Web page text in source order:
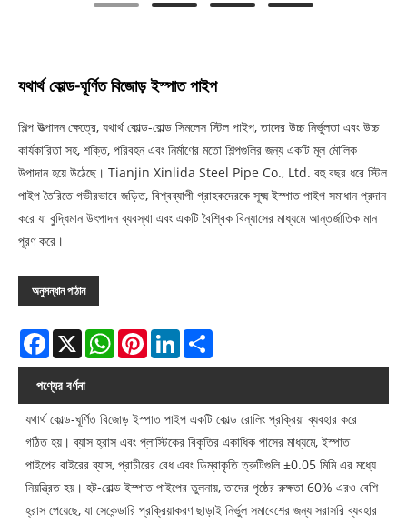
যথার্থ কোল্ড-ঘূর্ণিত বিজোড় ইস্পাত পাইপ
শিল্প উত্পাদন ক্ষেত্রে, যথার্থ কোল্ড-রোল্ড সিমলেস স্টিল পাইপ, তাদের উচ্চ নির্ভুলতা এবং উচ্চ
কার্যকারিতা সহ, শক্তি, পরিবহন এবং নির্মাণের মতো শিল্পগুলির জন্য একটি মূল মৌলিক
উপাদান হয়ে উঠেছে। Tianjin Xinlida Steel Pipe Co., Ltd. বহু বছর ধরে স্টিল
পাইপ তৈরিতে গভীরভাবে জড়িত, বিশ্বব্যাপী গ্রাহকদেরকে সূক্ষ্ম ইস্পাত পাইপ সমাধান প্রদান
করে যা বুদ্ধিমান উৎপাদন ব্যবস্থা এবং একটি বৈশ্বিক বিন্যাসের মাধ্যমে আন্তর্জাতিক মান
পূরণ করে।
অনুসন্ধান পাঠান
Facebook
X WhatsAppPinterestLinkedIn
পণ্যের বর্ণনা
যথার্থ কোল্ড-ঘূর্ণিত বিজোড় ইস্পাত পাইপ একটি কোল্ড রোলিং প্রক্রিয়া ব্যবহার করে
গঠিত হয়। ব্যাস হ্রাস এবং প্লাস্টিকের বিকৃতির একাধিক পাসের মাধ্যমে, ইস্পাত
পাইপের বাইরের ব্যাস, প্রাচীরের বেধ এবং ডিম্বাকৃতি ত্রুটিগুলি ±0.05 মিমি এর মধ্যে
নিয়ন্ত্রিত হয়। হট-রোল্ড ইস্পাত পাইপের তুলনায়, তাদের পৃষ্ঠের রুক্ষতা 60% এরও বেশি
হ্রাস পেয়েছে, যা সেকেন্ডারি প্রক্রিয়াকরণ ছাড়াই নির্ভুল সমাবেশের জন্য সরাসরি ব্যবহার